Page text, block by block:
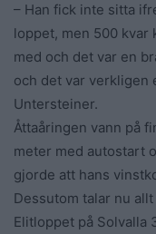
– Han fick inte sitta
loppet, men 500 kvar
med och det var en
och det var verkligen
Untersteiner.
Åttaåringen vann på
meter med autostart
gjorde att hans
Dessutom talar nu
Elitloppet på Solvalla